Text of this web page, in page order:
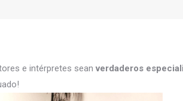
e intérpretes sean verdaderos